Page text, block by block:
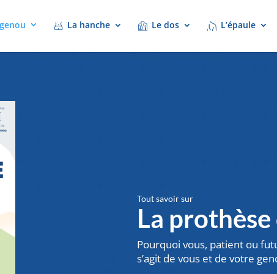
La hanche Le dos L’épaule
Tout savoir sur
La
Pourquoi vous, patient ou
s’agit de vous et de votre